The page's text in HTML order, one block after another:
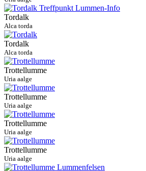
Tordalk
Alca torda
Tordalk
Alca torda
Trottellumme
Uria aalge
Trottellumme
Uria aalge
Trottellumme
Uria aalge
Trottellumme
Uria aalge